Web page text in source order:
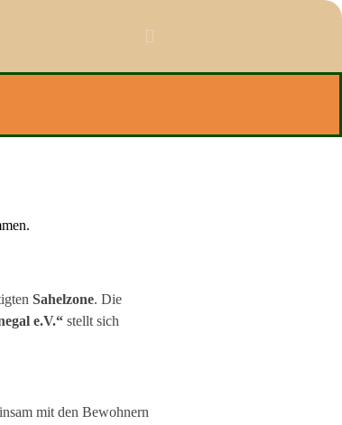
Sahelzone. Die
e.V.“ stellt sich
mit den Bewohnern